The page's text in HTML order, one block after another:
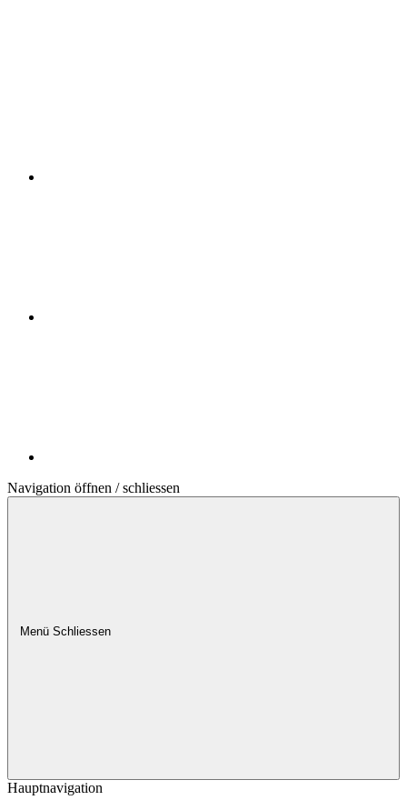
Navigation öffnen / schliessen
Menü Schliessen
Hauptnavigation